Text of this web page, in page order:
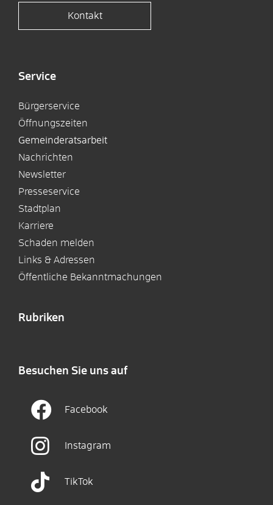
Kontakt
Service
Bürgerservice
Öffnungszeiten
Gemeinderatsarbeit
Nachrichten
Newsletter
Presseservice
Stadtplan
Karriere
Schaden melden
Links & Adressen
Öffentliche Bekanntmachungen
Rubriken
Besuchen Sie uns auf
Facebook
Instagram
TikTok